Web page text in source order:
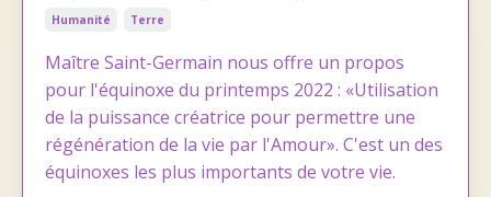
Humanité Terre
Maître Saint-Germain nous offre un propos
pour l'équinoxe du printemps 2022 : «Utilisation
de la puissance créatrice pour permettre une
régénération de la vie par l'Amour». C'est un des
équinoxes les plus importants de votre vie.